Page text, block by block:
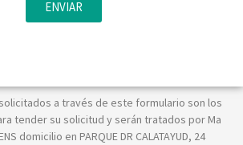
ENVIAR
a través de este formulario son los
tender su solicitud y serán tratados por Ma
domicilio en PARQUE DR CALATAYUD, 24